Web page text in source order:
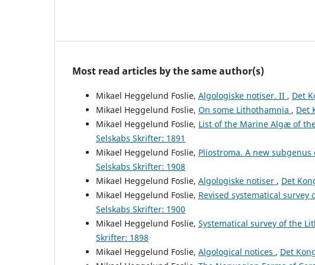
Most read articles by the same author(s)
Mikael Heggelund Foslie, Algologiske notiser. II , Det
Mikael Heggelund Foslie, On some Lithothamnia , Det
Mikael Heggelund Foslie, List of the Marine Algæ of
Selskabs Skrifter: 1891
Mikael Heggelund Foslie, Pliostroma. A new subgenus
Selskabs Skrifter: 1908
Mikael Heggelund Foslie, Algologiske notiser , Det
Mikael Heggelund Foslie, Revised systematical survey
Selskabs Skrifter: 1900
Mikael Heggelund Foslie, Systematical survey of the
Skrifter: 1898
Mikael Heggelund Foslie, Algological notices , Det